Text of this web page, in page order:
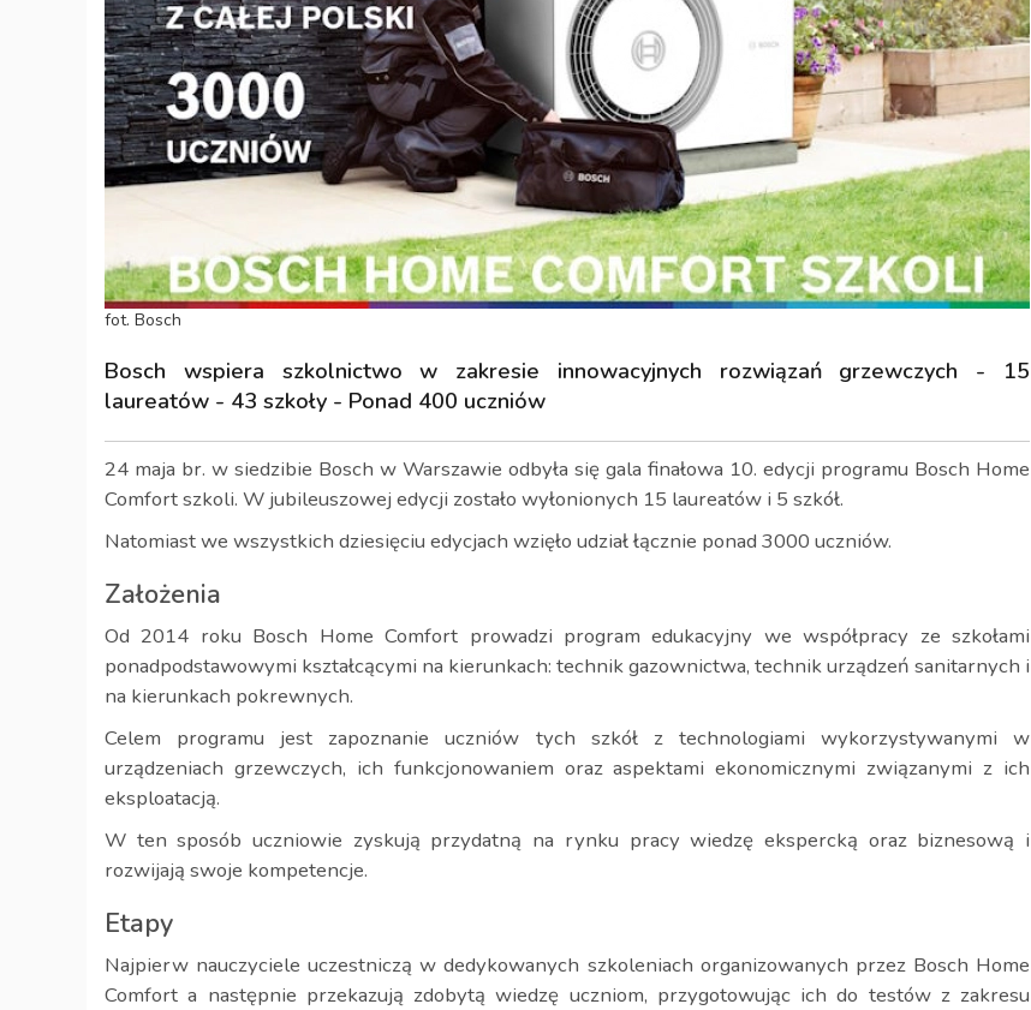
fot. Bosch
Bosch wspiera szkolnictwo w zakresie innowacyjnych rozwiązań grzewczych - 15
laureatów - 43 szkoły - Ponad 400 uczniów
24 maja br. w siedzibie Bosch w Warszawie odbyła się gala finałowa 10. edycji programu Bosch Home
Comfort szkoli. W jubileuszowej edycji zostało wyłonionych 15 laureatów i 5 szkół.
Natomiast we wszystkich dziesięciu edycjach wzięło udział łącznie ponad 3000 uczniów.
Założenia
Od 2014 roku Bosch Home Comfort prowadzi program edukacyjny we współpracy ze szkołami
ponadpodstawowymi kształcącymi na kierunkach: technik gazownictwa, technik urządzeń sanitarnych i
na kierunkach pokrewnych.
Celem programu jest zapoznanie uczniów tych szkół z technologiami wykorzystywanymi w
urządzeniach grzewczych, ich funkcjonowaniem oraz aspektami ekonomicznymi związanymi z ich
eksploatacją.
W ten sposób uczniowie zyskują przydatną na rynku pracy wiedzę ekspercką oraz biznesową i
rozwijają swoje kompetencje.
Etapy
Najpierw nauczyciele uczestniczą w dedykowanych szkoleniach organizowanych przez Bosch Home
Comfort a następnie przekazują zdobytą wiedzę uczniom, przygotowując ich do testów z zakresu